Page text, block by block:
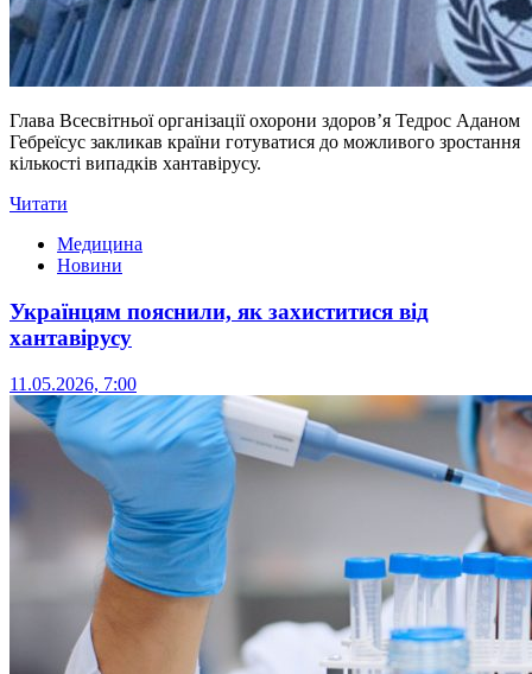
Глава Всесвітньої організації охорони здоров’я Тедрос Аданом
Гебреїсус закликав країни готуватися до можливого зростання
кількості випадків хантавірусу.
Читати
Медицина
Новини
Українцям пояснили, як захиститися від
хантавірусу
11.05.2026, 7:00